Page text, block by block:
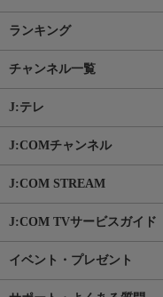
ランキング
チャンネル一覧
J:テレ
J:COMチャンネル
J:COM STREAM
J:COM TVサービスガイド
イベント・プレゼント